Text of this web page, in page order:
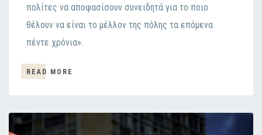
πολίτες να αποφασίσουν συνειδητά για το ποιο
θέλουν να είναι το μέλλον της πόλης τα επόμενα
πέντε χρόνια».
READ MORE